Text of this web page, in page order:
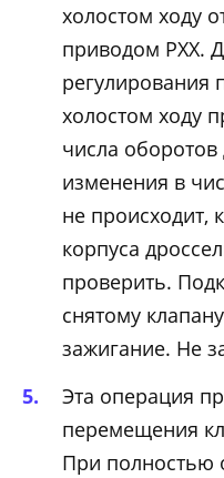
холостом ходу
приводом РХХ.
регулирования
холостом ходу
числа оборотов
изменения в
не происходит,
корпуса
проверить.
снятому
зажигание. Не
Эта операция
перемещения
При полностью